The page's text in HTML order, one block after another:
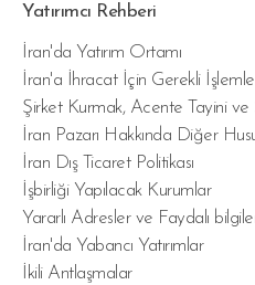
Yatırımcı Rehberi
İran'da Yatırım Ortamı
İran'a İhracat İçin Gerekli
Şirket Kurmak, Acente Tayini ve
İran Pazarı Hakkında Diğer
İran Dış Ticaret Politikası
İşbirliği Yapılacak Kurumlar
Yararlı Adresler ve Faydalı
İran'da Yabancı Yatırımlar
İkili Antlaşmalar